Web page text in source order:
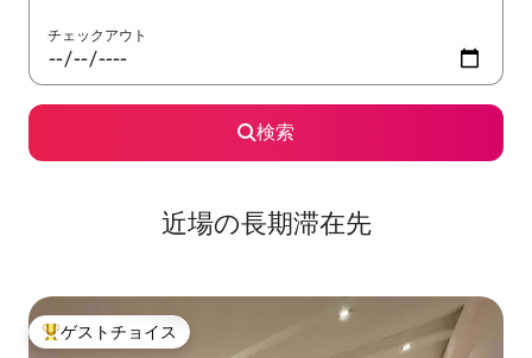
チェックアウト
検索
近場の長期滞在先
大好評のゲストチョイスです。
ゲストチョイス